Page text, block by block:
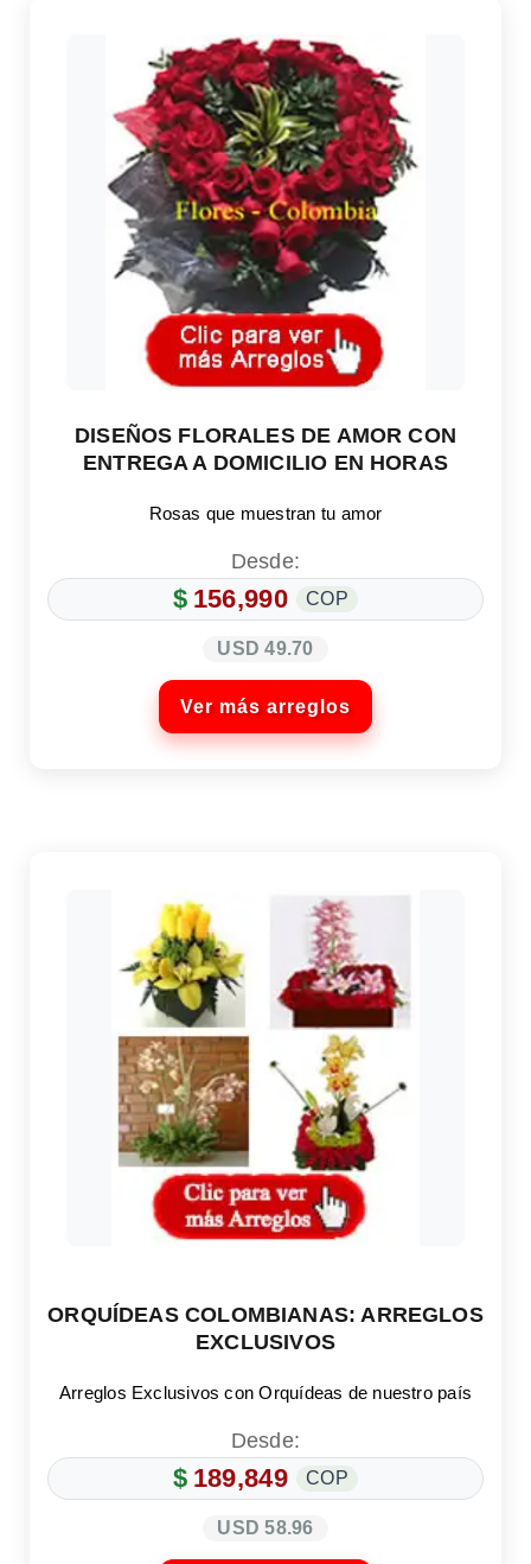
DISEÑOS FLORALES DE AMOR CON
ENTREGA A DOMICILIO EN HORAS
Rosas que muestran tu amor
Desde:
$ 156,990 COP
USD 49.70
Ver más arreglos
ORQUÍDEAS COLOMBIANAS: ARREGLOS
EXCLUSIVOS
Arreglos Exclusivos con Orquídeas de nuestro país
Desde:
$ 189,849 COP
USD 58.96